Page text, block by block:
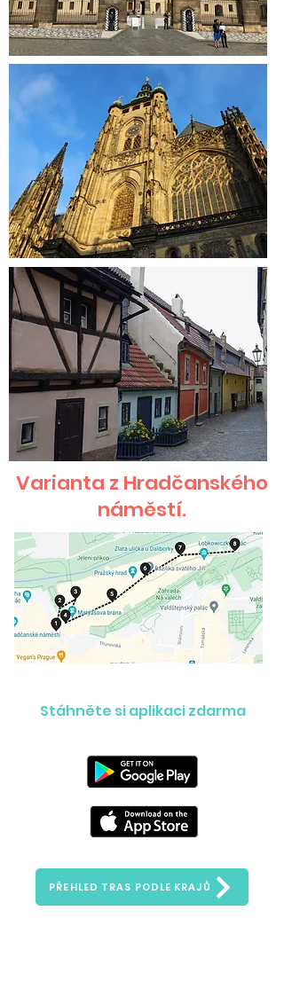
Varianta z Hradčanského
náměstí.
Stáhněte si aplikaci zdarma
PŘEHLED TRAS PODLE KRAJŮ